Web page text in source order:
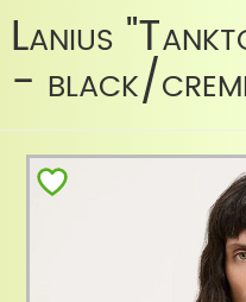
Lanius
- black/